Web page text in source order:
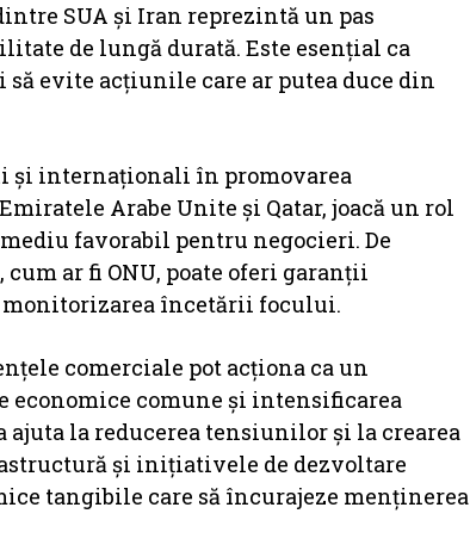
SUA și Iran reprezintă un pas
de lungă durată. Este esențial ca
să evite acțiunile care ar putea duce din
și internaționali în promovarea
Arabe Unite și Qatar, joacă un rol
favorabil pentru negocieri. De
ar fi ONU, poate oferi garanții
încetării focului.
comerciale pot acționa ca un
economice comune și intensificarea
la reducerea tensiunilor și la crearea
și inițiativele de dezvoltare
tangibile care să încurajeze menținerea